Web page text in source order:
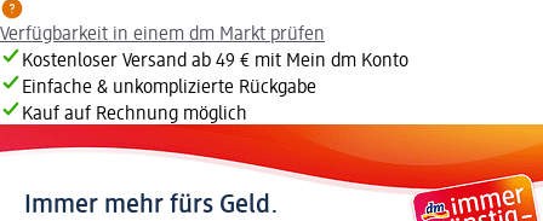
Verfügbarkeit in einem dm Markt prüfen
Kostenloser Versand ab 49 € mit Mein dm Konto
Einfache & unkomplizierte Rückgabe
Kauf auf Rechnung möglich
Immer mehr fürs Geld.